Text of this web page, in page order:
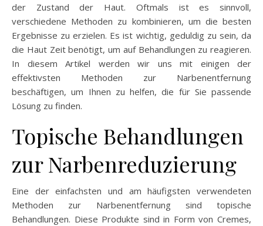
der Zustand der Haut. Oftmals ist es sinnvoll,
verschiedene Methoden zu kombinieren, um die besten
Ergebnisse zu erzielen. Es ist wichtig, geduldig zu sein, da
die Haut Zeit benötigt, um auf Behandlungen zu reagieren.
In diesem Artikel werden wir uns mit einigen der
effektivsten Methoden zur Narbenentfernung
beschäftigen, um Ihnen zu helfen, die für Sie passende
Lösung zu finden.
Topische Behandlungen
zur Narbenreduzierung
Eine der einfachsten und am häufigsten verwendeten
Methoden zur Narbenentfernung sind topische
Behandlungen. Diese Produkte sind in Form von Cremes,